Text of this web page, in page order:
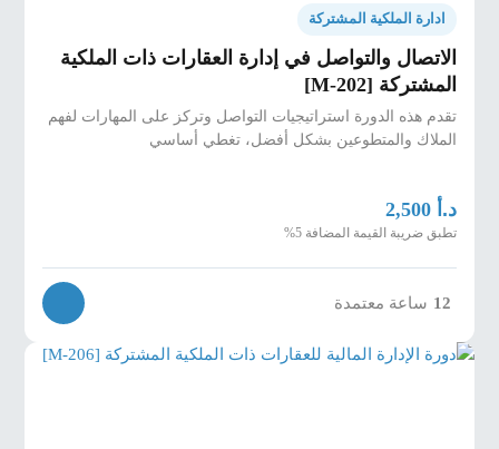
ادارة الملكية المشتركة
الاتصال والتواصل في إدارة العقارات ذات الملكية
المشتركة [M-202]
تقدم هذه الدورة استراتيجيات التواصل وتركز على المهارات لفهم
الملاك والمتطوعين بشكل أفضل، تغطي أساسي
د.أ 2,500
تطبق ضريبة القيمة المضافة 5%
12 ساعة معتمدة